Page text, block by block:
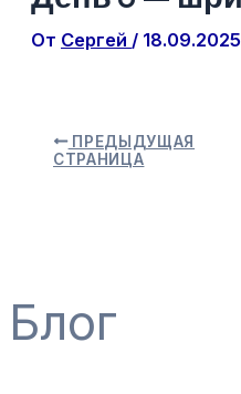
От Сергей / 18.09.2025
ПРЕДЫДУЩАЯ
СТРАНИЦА
Блог